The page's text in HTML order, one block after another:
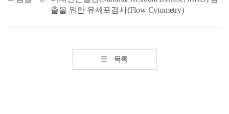
출을 위한 유세포검사(Flow Cytometry)
목록